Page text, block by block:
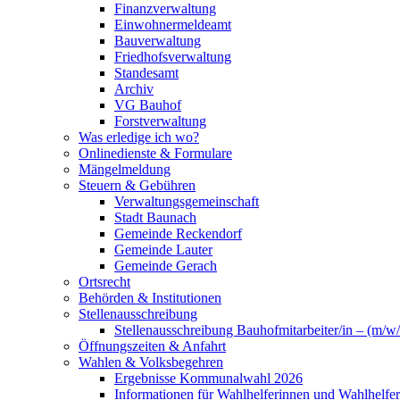
Finanzverwaltung
Einwohnermeldeamt
Bauverwaltung
Friedhofsverwaltung
Standesamt
Archiv
VG Bauhof
Forstverwaltung
Was erledige ich wo?
Onlinedienste & Formulare
Mängelmeldung
Steuern & Gebühren
Verwaltungsgemeinschaft
Stadt Baunach
Gemeinde Reckendorf
Gemeinde Lauter
Gemeinde Gerach
Ortsrecht
Behörden & Institutionen
Stellenausschreibung
Stellenausschreibung Bauhofmitarbeiter/in – (m/
Öffnungszeiten & Anfahrt
Wahlen & Volksbegehren
Ergebnisse Kommunalwahl 2026
Informationen für Wahlhelferinnen und Wahlhelfer